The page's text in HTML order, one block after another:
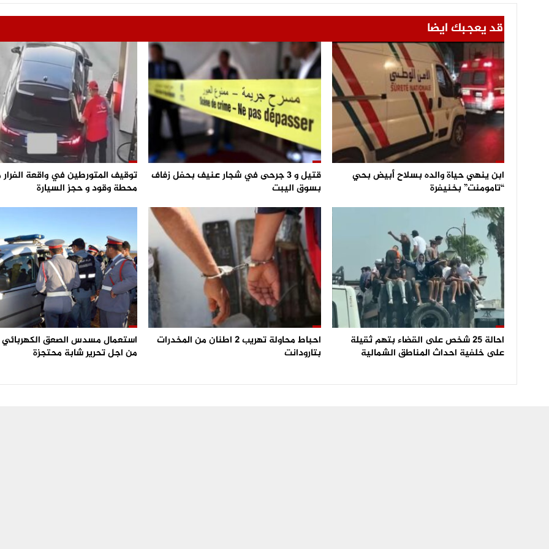
قد يعجبك ايضا
ابن ينهي حياة والده بسلاح أبيض بحي
“تامومنت” بخنيفرة
قتيل و 3 جرحى في شجار عنيف بحفل زفاف
بسوق اليبت
توقيف المتورطين في واقعة
محطة وقود و حجز السيارة
احالة 25 شخص على القضاء بتهم ثقيلة
على خلفية احداث المناطق الشمالية
احباط محاولة تهريب 2 اطنان من المخدرات
بتارودانت
من اجل تحرير شابة محتجزة